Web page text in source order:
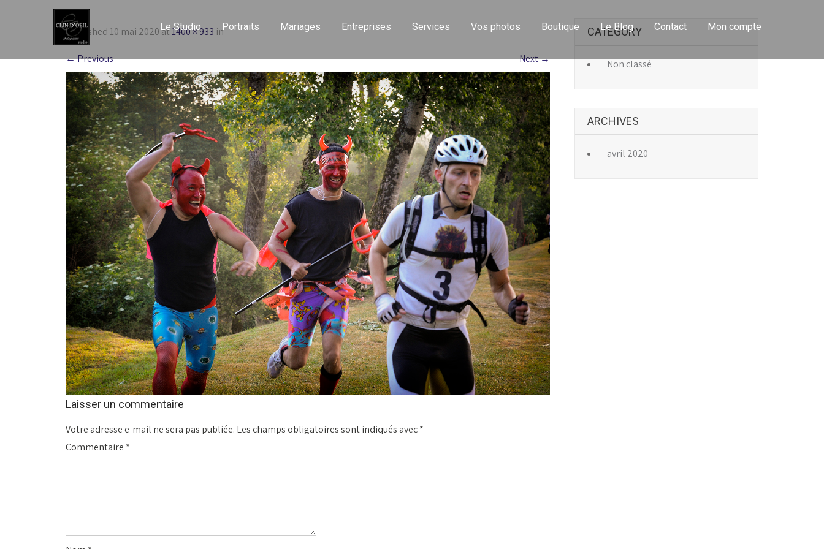
Le Studio Portraits Mariages Entreprises Services Vos photos Boutique Le Blog Contact Mon compte
Published10 mai 2020at1400 × 933 in
←Previous Next→
Laisser un commentaire
Votre adresse e-mail ne sera pas publiée. Les champs obligatoires sont indiqués avec*
Commentaire *
CATEGORY
Non classé
ARCHIVES
avril 2020